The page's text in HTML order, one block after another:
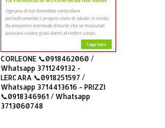
CORLEONE 📞0918462060 /
Whatsapp 3711249132 -
LERCARA 📞0918251597 /
Whatsapp 3714413616 - PRIZZI
📞0918346961 / Whatsapp
3713060748